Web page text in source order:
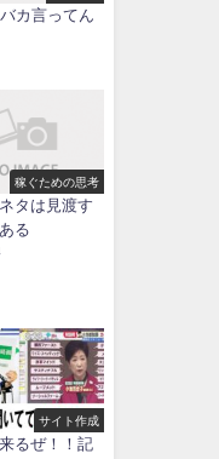
カ言ってん
稼ぐための思考
タは見渡す
る
サイト作成
るぜ！！記